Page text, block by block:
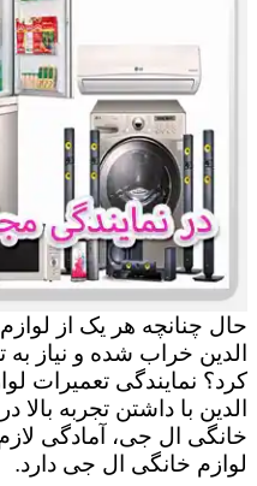
حال چنانچه هر یک از
الدین خراب شده و نیاز به
کرد؟ نمایندگی تعمیرات
الدین با داشتن تجربه بالا
خانگی ال جی، آمادگی لازم
لوازم خانگی ال جی دارد.